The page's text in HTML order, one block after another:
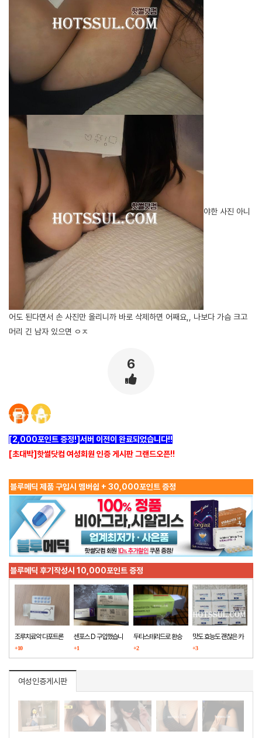
야한 사진 아니
어도 된다면서 손 사진만 올리니까 바로 삭제하면 어째요,, 나보다 가슴 크고
머리 긴 남자 있으면 ㅇㅈ
6
[2,000포인트 증정!]서버 이전이 완료되었습니다!!
[초대박]핫썰닷컴 여성회원 인증 게시판 그랜드오픈!!
블루메딕 제품 구입시 멤버쉽 + 30,000포인트 증정
블루메딕 후기작성시 10,000포인트 증정
조루치료약 다포트론
구매했습니다
+10
센포스 D 구입했습니
다
+1
두타스테리드로 환승
+2
맛도 효능도 괜찮은 카
마그라
+3
여성인증게시판